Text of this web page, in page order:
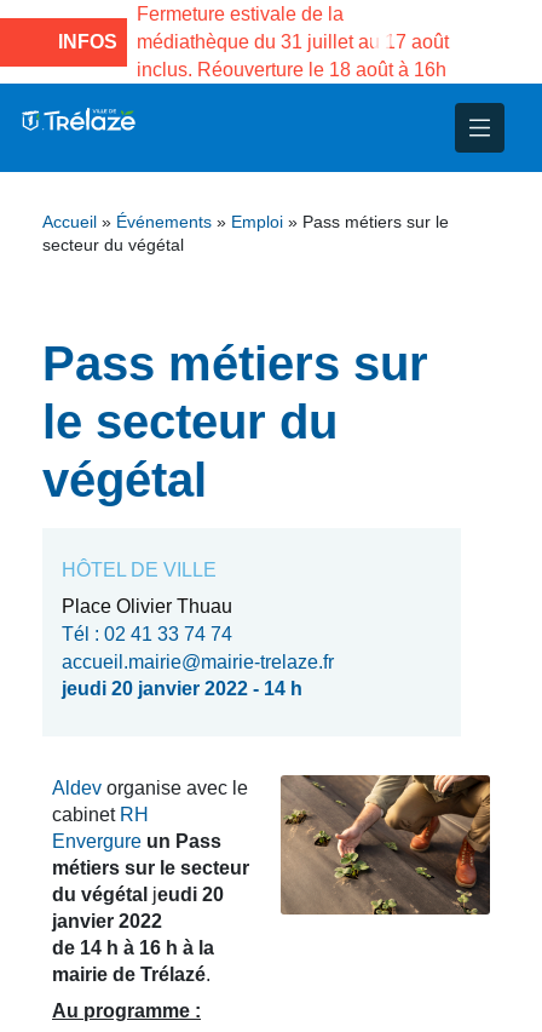
INFOS
la Maison des
de Gama du
Fermeture estivale de la
médiathèque du 31 juillet au 17 août
inclus. Réouverture le 18 août à 16h
Projets
– Jumelage
Accueil » Événements » Emploi » Pass métiers sur le
secteur du végétal
Pass métiers sur
le secteur du
végétal
HÔTEL DE VILLE
Place Olivier Thuau
Tél : 02 41 33 74 74
accueil.mairie@mairie-trelaze.fr
jeudi 20 janvier 2022 - 14 h
Aldev organise avec le
cabinet RH
Envergure un Pass
métiers sur le secteur
du végétal jeudi 20
janvier 2022
de 14 h à 16 h à la
mairie de Trélazé.
Au programme :